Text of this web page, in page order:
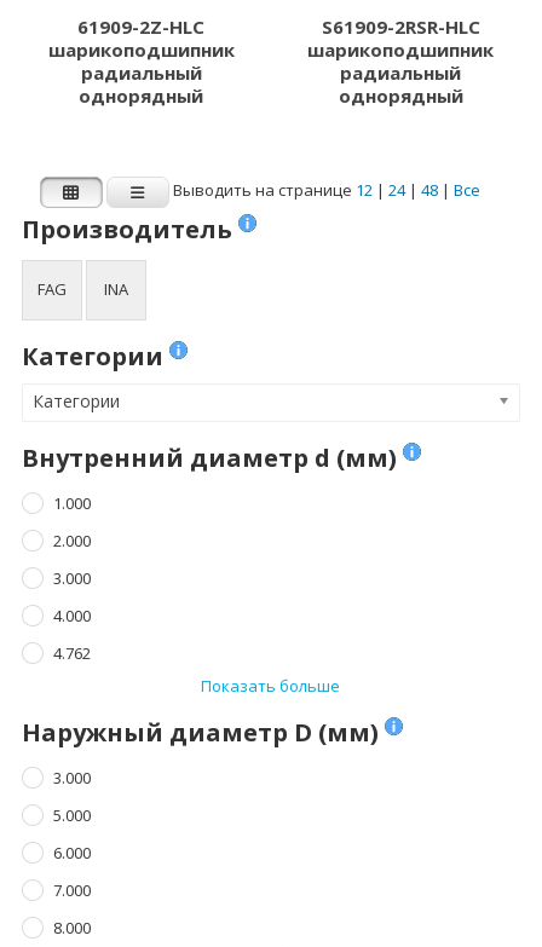
2.500
3.000
4.000
Показать больше
Динамическая нагрузка Cr (N)
нагрузка C0r (N)
61909-2Z-HLC
шарикоподшипник
радиальный
однорядный
S61909-2RSR-HLC
шарикоподшипник
радиальный
однорядный
Выводить на странице 12| 24| 48| Все
Производитель
FAG INA
Категории
Категории
Внутренний диаметр d (мм)
1.000
2.000
3.000
4.000
4.762
Показать больше
Наружный диаметр D (мм)
3.000
5.000
6.000
7.000
8.000